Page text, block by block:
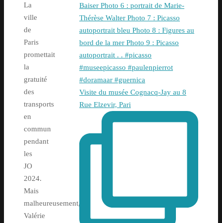
La
ville
de
Paris
promettait
la
gratuité
des
transports
en
commun
pendant
les
JO
2024.
Mais
malheureusement,
Valérie
Visite du musée Cognacq-Jay au 8
Rue Elzevir, Pari